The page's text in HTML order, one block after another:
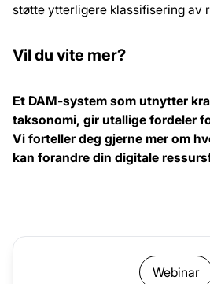
støtte ytterligere klassifisering av
Vil du vite mer?
Et DAM-system som utnytter
taksonomi, gir utallige fordeler
Vi forteller deg gjerne mer om
kan forandre din digitale
Webinar